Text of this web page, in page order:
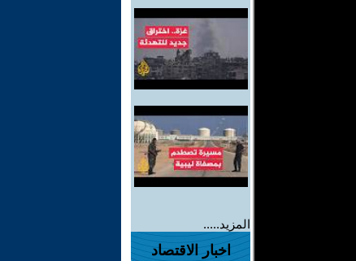
المزيد.....
اخبار الاقتصاد